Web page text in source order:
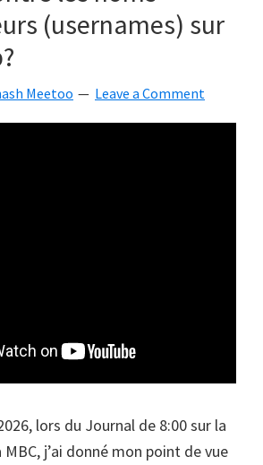
(usernames) sur
Meetoo Leave a Comment
lors du Journal de 8:00 sur la
MBC, j’ai donné mon point de vue